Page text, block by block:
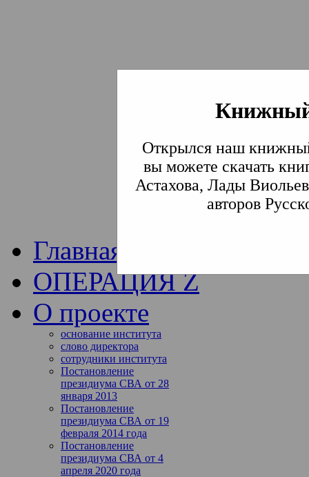
Открылся наш
вы можете скачать
Астахова, Лады
авторов
Институт
Традиции СВА
Главная
ОПЕРАЦИЯ Z
О проекте
основание института
слово директора
сотрудники института
Постановление
президиума СВА от 28
января 2013
Постановление
президиума СВА от 19
февраля 2014 года
Постановление
президиума СВА от 4
апреля 2020 года